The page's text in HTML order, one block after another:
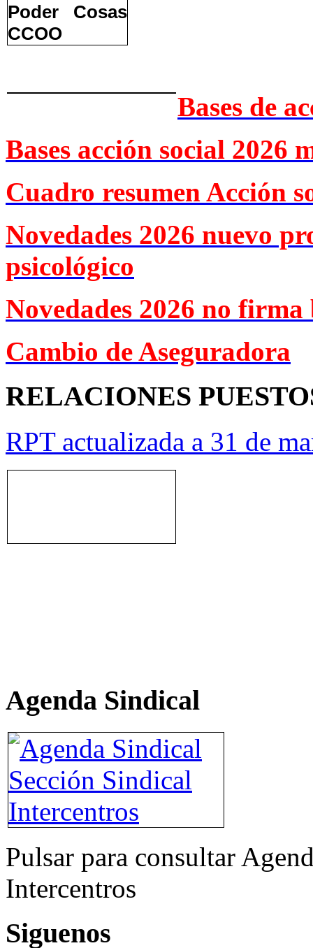
Bases de
Bases acción social 2026
Cuadro resumen Acción
Novedades 2026 nuevo
psicológico
Novedades 2026 no firma
Cambio de Aseguradora
RELACIONES
RPT actualizada a 31 de
Agenda Sindical
Pulsar para consultar
Intercentros
Siguenos